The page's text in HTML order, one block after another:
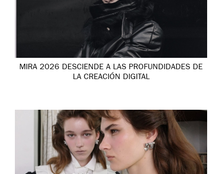
MIRA 2026 DESCIENDE A LAS PROFUNDIDADES DE
LA CREACIÓN DIGITAL